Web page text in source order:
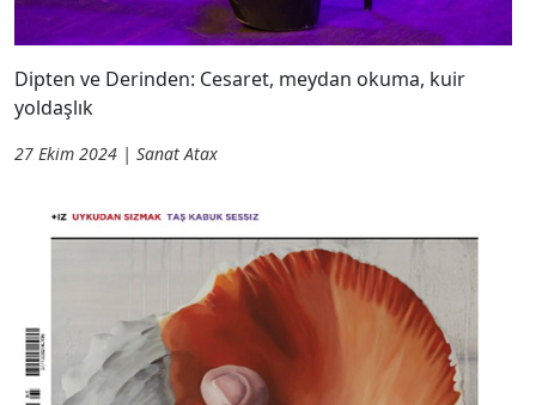
Dipten ve Derinden: Cesaret, meydan okuma, kuir
yoldaşlık
27 Ekim 2024 | Sanat Atax